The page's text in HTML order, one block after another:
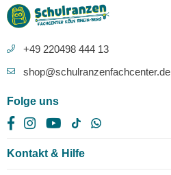
+49 220498 444 13
shop@schulranzenfachcenter.de
Folge uns
FacebookInstagramYouTube
TikTokWhatsapp
Kontakt & Hilfe